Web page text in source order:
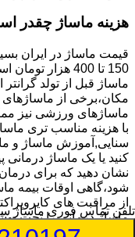
هزینه ماساژ چقدر
قیمت ماساژ در ایران
150 تا 400 هزار تومان است.
ماساژ قبل از تولد
مکان،برخی از ماساژهای
ماساژهای ورزشی نیز
با هزینه مناسب تری
سنایی,آموزش ماساژ و
کنید یا یک ماساژ درمانی
نشان دهید که برای
شود،گاهی اوقات بیمه
از مراقبت های
ماساژ درمانی را تحت
تلفن تماس فوریماساژ